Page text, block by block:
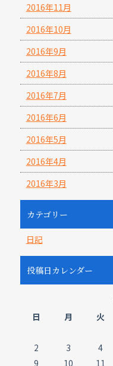
2016年11月
2016年10月
2016年9月
2016年8月
2016年7月
2016年6月
2016年5月
2016年4月
2016年3月
カテゴリー
日記
投稿日カレンダー
日
月 火
2
3 4
9
10 11